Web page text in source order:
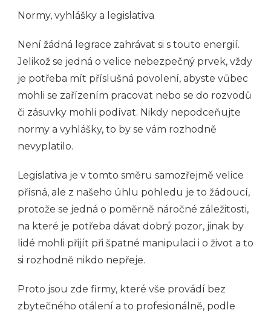
Normy, vyhlášky a legislativa
Není žádná legrace zahrávat si s touto energií.
Jelikož se jedná o velice nebezpečný prvek, vždy
je potřeba mít příslušná povolení, abyste vůbec
mohli se zařízením pracovat nebo se do rozvodů
či zásuvky mohli podívat. Nikdy nepodceňujte
normy a vyhlášky, to by se vám rozhodně
nevyplatilo.
Legislativa je v tomto směru samozřejmě velice
přísná, ale z našeho úhlu pohledu je to žádoucí,
protože se jedná o poměrně náročné záležitosti,
na které je potřeba dávat dobrý pozor, jinak by
lidé mohli přijít při špatné manipulaci i o život a to
si rozhodně nikdo nepřeje.
Proto jsou zde firmy, které vše provádí bez
zbytečného otálení a to profesionálně, podle